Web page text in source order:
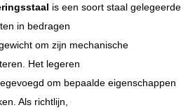
is een soort staal gelegeerde
in bedragen
om zijn mechanische
Het legeren
om bepaalde eigenschappen
Als richtlijn,